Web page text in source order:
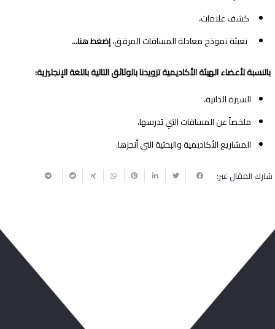
كشف علامات،
تعبئة نموذج معادلة المساقات المرفق،إضغط هنا…
بالنسبة لأعضاء الهيئة الأكاديمية تزويدنا بالوثائق التالية باللغة الإنجليزية:
السيرة الذاتية،
ملخصاً عن المساقات التي يُدرسها،
المشاريع الأكاديمية والبحثية التي أنجزها.
شارك المقال عبر: